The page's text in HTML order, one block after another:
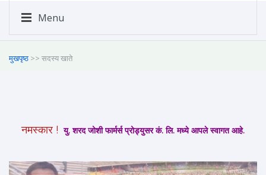
Menu
मुखपृष्ठ >> सदस्य खाते
नमस्कार ! यु. शरद जोशी फार्मर्स प्रोड्युसर कं. लि. मध्ये आपले स्वागत आहे.